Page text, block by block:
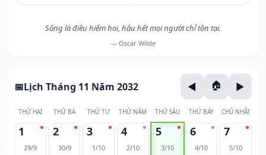
Sống là điều hiếm hoi, hầu hết mọi người chỉ tồn tại.
— Oscar Wilde
Lịch Tháng 11 Năm 2032
THỨ HAI THỨ BA THỨ TƯ THỨ NĂM THỨ SÁU THỨ BẢY CHỦ NHẬT
1
29/9
2
30/9
3
1/10
4
2/10
5
3/10
6
4/10
7
5/10